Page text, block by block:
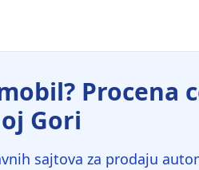
Procena
Gori
sajtova za prodaju